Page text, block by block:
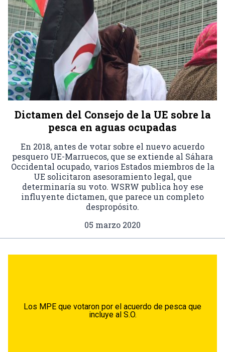
Dictamen del Consejo de la UE sobre la
pesca en aguas ocupadas
En 2018, antes de votar sobre el nuevo acuerdo
pesquero UE-Marruecos, que se extiende al Sáhara
Occidental ocupado, varios Estados miembros de la
UE solicitaron asesoramiento legal, que
determinaría su voto. WSRW publica hoy ese
influyente dictamen, que parece un completo
despropósito.
05 marzo 2020
Los MPE que votaron por el acuerdo de pesca que
incluye al S.O.